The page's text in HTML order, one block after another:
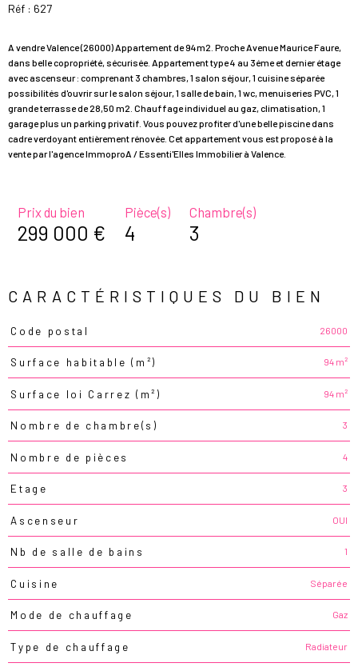
Réf : 627
A vendre Valence (26000) Appartement de 94m2. Proche Avenue Maurice Faure,
dans belle copropriété, sécurisée. Appartement type 4 au 3éme et dernier étage
avec ascenseur : comprenant 3 chambres, 1 salon séjour, 1 cuisine séparée
possibilités d'ouvrir sur le salon séjour, 1 salle de bain, 1 wc, menuiseries PVC, 1
grande terrasse de 28,50 m2. Chauffage individuel au gaz, climatisation, 1
garage plus un parking privatif. Vous pouvez profiter d'une belle piscine dans
cadre verdoyant entièrement rénovée. Cet appartement vous est proposé à la
vente par l'agence ImmoproA / Essenti'Elles Immobilier à Valence.
Prix du bien
299 000 €
Pièce(s)
4
Chambre(s)
3
CARACTÉRISTIQUES DU BIEN
Caractéristiques
Code postal 26000
Surface habitable (m²) 94 m²
Surface loi Carrez (m²) 94 m²
Nombre de chambre(s) 3
Nombre de pièces 4
Etage 3
Ascenseur OUI
Nb de salle de bains 1
Cuisine Séparée
Mode de chauffage Gaz
Type de chauffage Radiateur